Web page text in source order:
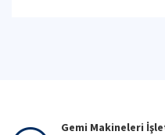
Gemi Makineleri